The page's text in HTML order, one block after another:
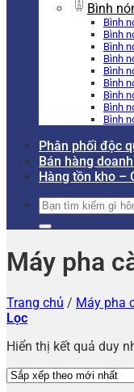
Bình
Bình
Bình
Bình
Bình
Bình
Bình
Bình
Bình
Bình
Phân phối độc
Bán hàng
Hàng tồn kho –
Tìm
kiếm:
Máy pha
Trang chủ / Máy pha
Lọc
Hiển thị kết quả duy